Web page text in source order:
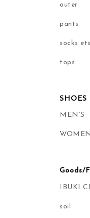
outer
pants
socks ets
tops
SHOES
MEN’S
Goods/
IBUKI
soil